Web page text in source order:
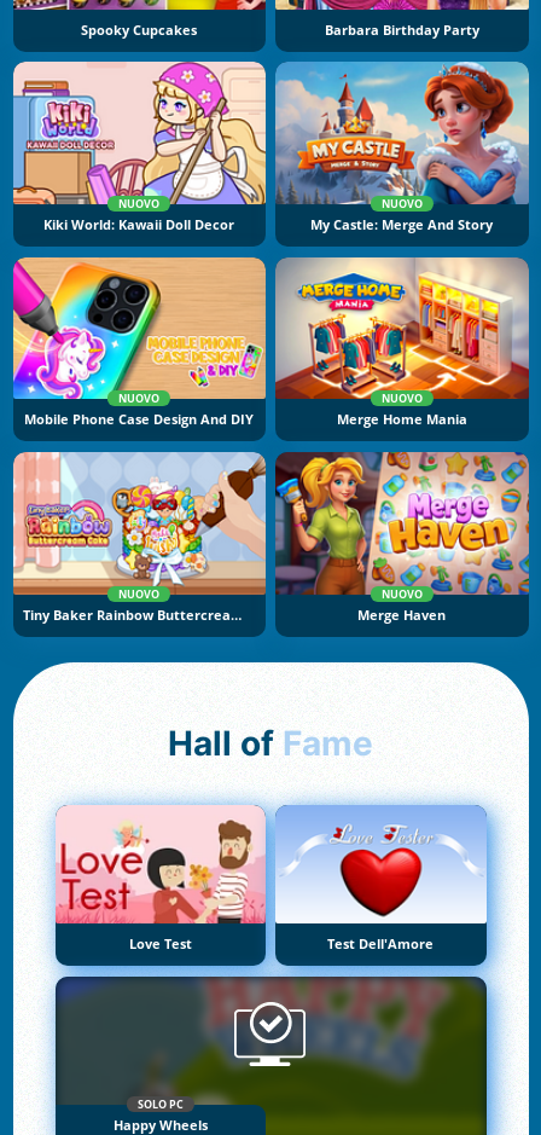
Spooky Cupcakes Barbara Birthday Party
NUOVO
Kiki World: Kawaii Doll Decor
NUOVO
My Castle: Merge And Story
NUOVO
Mobile Phone Case Design And DIY
NUOVO
Merge Home Mania
NUOVO
Tiny Baker Rainbow Buttercream Cake
NUOVO
Merge Haven
Hall of Fame
Love Test Test Dell'Amore
SOLO PC
Happy Wheels